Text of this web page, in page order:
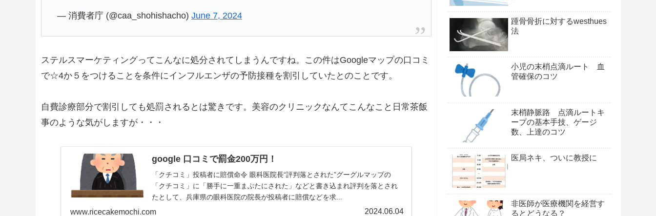
— 消費者庁 (@caa_shohishacho) June 7, 2024
ステルスマーケティングってこんなに処分されてしまうんですね。この件はGoogleマップの口コミ
で☆4か５をつけることを条件にインフルエンザの予防接種を割引していたとのことです。
自費診療部分で割引しても処罰されるとは驚きです。美容のクリニックなんてこんなこと日常茶飯
事のような気がしますが・・・
google 口コミで罰金200万円！
「クチコミ」投稿者に賠償命令 眼科医院長“評判落とされた”グーグルマップの
「クチコミ」に「勝手に一重まぶたにされた」などと書き込まれ評判を落とされ
たとして、兵庫県の眼科医院の院長が投稿者に賠償などを求...
www.ricecakemochi.com 2024.06.04
踵骨骨折に対するwesthues
法
小児の末梢点滴ルート 血
管確保のコツ
末梢静脈路 点滴ルートキ
ープの基本手技、ゲージ
数、上達のコツ
医局ネキ、ついに教授に
非医師が医療機関を経営す
るとどうなる？